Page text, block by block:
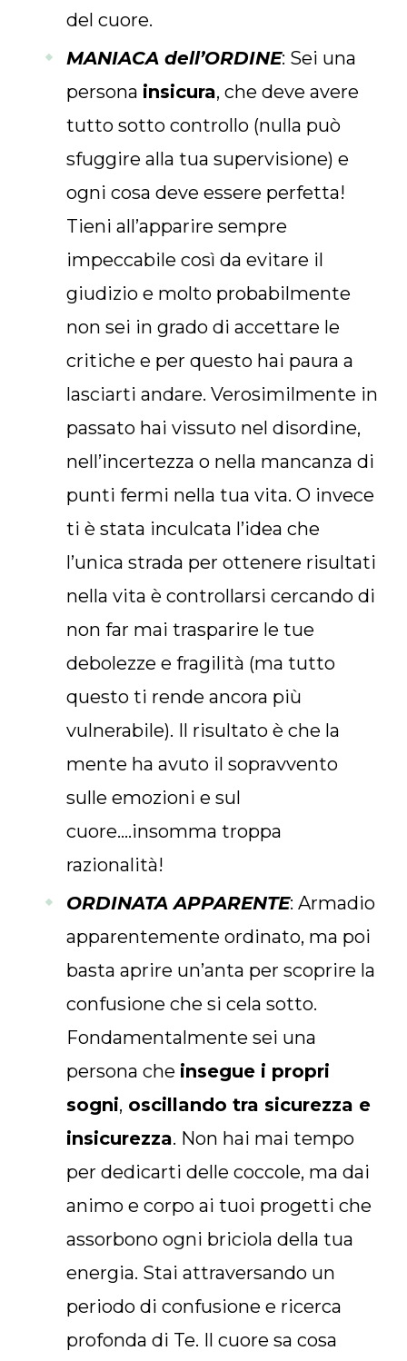
del cuore.
MANIACA dell’ORDINE: Sei una
persona insicura, che deve avere
tutto sotto controllo (nulla può
sfuggire alla tua supervisione) e
ogni cosa deve essere perfetta!
Tieni all’apparire sempre
impeccabile così da evitare il
giudizio e molto probabilmente
non sei in grado di accettare le
critiche e per questo hai paura a
lasciarti andare. Verosimilmente in
passato hai vissuto nel disordine,
nell’incertezza o nella mancanza di
punti fermi nella tua vita. O invece
ti è stata inculcata l’idea che
l’unica strada per ottenere risultati
nella vita è controllarsi cercando di
non far mai trasparire le tue
debolezze e fragilità (ma tutto
questo ti rende ancora più
vulnerabile). Il risultato è che la
mente ha avuto il sopravvento
sulle emozioni e sul
cuore….insomma troppa
razionalità!
ORDINATA APPARENTE: Armadio
apparentemente ordinato, ma poi
basta aprire un’anta per scoprire la
confusione che si cela sotto.
Fondamentalmente sei una
persona che insegue i propri
sogni, oscillando tra sicurezza e
insicurezza. Non hai mai tempo
per dedicarti delle coccole, ma dai
animo e corpo ai tuoi progetti che
assorbono ogni briciola della tua
energia. Stai attraversando un
periodo di confusione e ricerca
profonda di Te. Il cuore sa cosa